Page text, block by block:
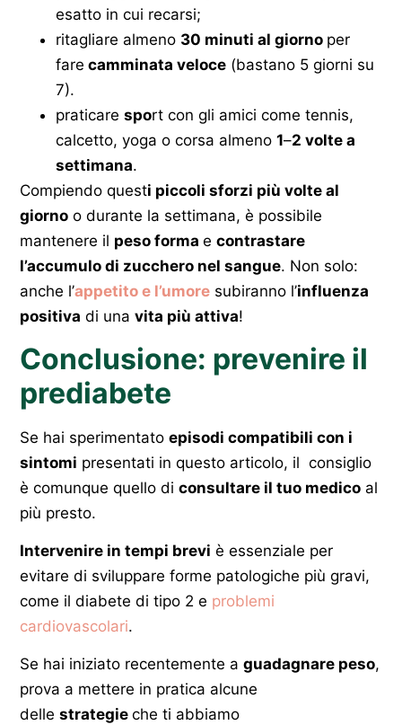
esatto in cui recarsi;
ritagliare almeno 30 minuti al giorno per
fare camminata veloce (bastano 5 giorni su
7).
praticare sport con gli amici come tennis,
calcetto, yoga o corsa almeno 1–2 volte a
settimana.
Compiendo questi piccoli sforzi più volte al
giorno o durante la settimana, è possibile
mantenere il peso forma e contrastare
l’accumulo di zucchero nel sangue. Non solo:
anche l’appetito e l’umore subiranno l’influenza
positiva di una vita più attiva!
Conclusione: prevenire il
prediabete
Se hai sperimentato episodi compatibili con i
sintomi presentati in questo articolo, il consiglio
è comunque quello di consultare il tuo medico al
più presto.
Intervenire in tempi brevi è essenziale per
evitare di sviluppare forme patologiche più gravi,
come il diabete di tipo 2 e problemi
cardiovascolari.
Se hai iniziato recentemente a guadagnare peso,
prova a mettere in pratica alcune
delle strategie che ti abbiamo